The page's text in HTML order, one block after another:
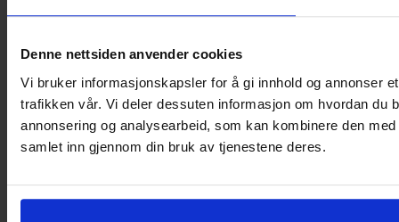
Denne nettsiden anvender cookies
Vi bruker informasjonskapsler for å gi innhold og annonser
trafikken vår. Vi deler dessuten informasjon om hvordan du
annonsering og analysearbeid, som kan kombinere den
samlet inn gjennom din bruk av tjenestene deres.